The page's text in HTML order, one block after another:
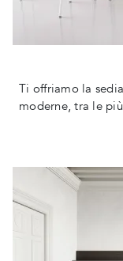
Ti offriamo la
moderne, tra le